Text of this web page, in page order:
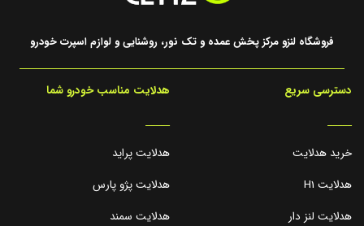
فروشگاه لنزو مرکز پخش عمده و تک نور، روشنایی و لوازم اسپرت خودرو
دسترسی سریع
_____
خرید هدلایت
هدلایت H1
هدلایت لنز دار
هدلایت مناسب خودرو شما
_____
هدلایت پراید
هدلایت پژو پارس
هدلایت سمند